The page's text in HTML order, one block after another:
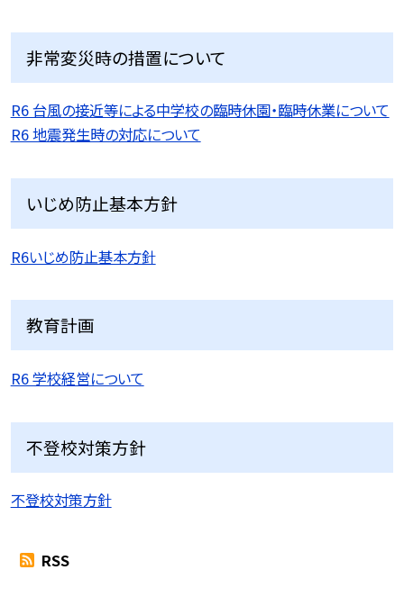
非常変災時の措置について
R6 台風の接近等による中学校の臨時休園・臨時休業について
R6 地震発生時の対応について
いじめ防止基本方針
R6いじめ防止基本方針
教育計画
R6 学校経営について
不登校対策方針
不登校対策方針
RSS